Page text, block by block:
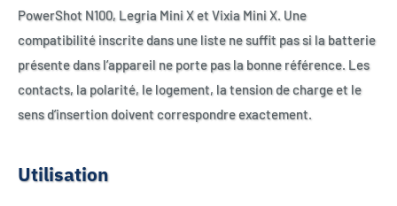
PowerShot N100, Legria Mini X et Vixia Mini X. Une
compatibilité inscrite dans une liste ne suffit pas si la batterie
présente dans l’appareil ne porte pas la bonne référence. Les
contacts, la polarité, le logement, la tension de charge et le
sens d’insertion doivent correspondre exactement.
Utilisation